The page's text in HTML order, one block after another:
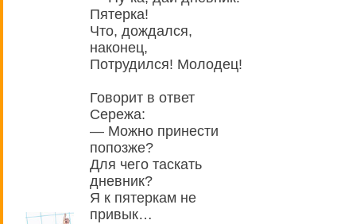
Пятерка!
Что, дождался,
наконец,
Потрудился! Молодец!
Говорит в ответ
Сережа:
— Можно принести
попозже?
Для чего таскать
дневник?
Я к пятеркам не
привык…